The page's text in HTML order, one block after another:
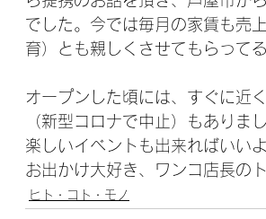
でした。今では毎月の家賃も売
育）とも親しくさせてもらってる
オープンした頃には、すぐに近
（新型コロナで中止）もありま
楽しいイベントも出来ればいいよ
お出かけ大好き、ワンコ店長の
ヒト・コト・モノ